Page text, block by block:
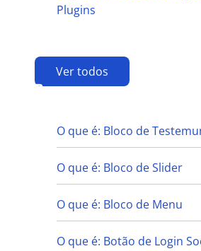
Plugins
Ver todos
B
O que é: Bloco de
O que é: Bloco de Slider
O que é: Bloco de Menu
O que é: Botão de Login